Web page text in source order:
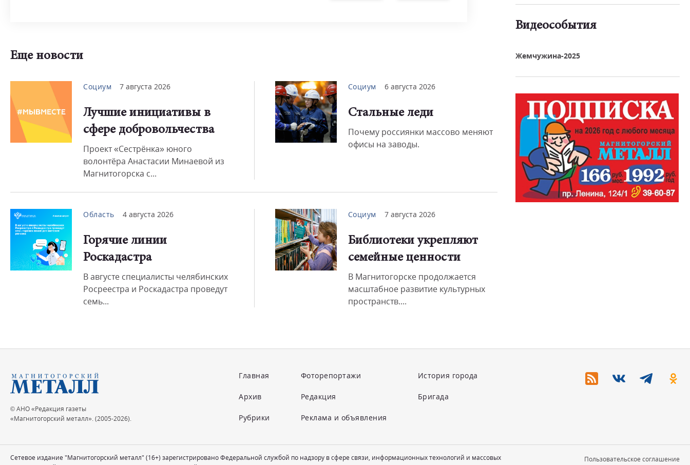
Еще новости
Социум 7 августа 2026
Лучшие инициативы в
сфере добровольчества
Проект «Сестрёнка» юного
волонтёра Анастасии Минаевой из
Магнитогорска с...
Социум 6 августа 2026
Стальные леди
Почему россиянки массово меняют
офисы на заводы.
Область 4 августа 2026
Горячие линии
Роскадастра
В августе специалисты челябинских
Росреестра и Роскадастра проведут
семь...
Социум 7 августа 2026
Библиотеки укрепляют
семейные ценности
В Магнитогорске продолжается
масштабное развитие культурных
пространств....
Видеособытия
Жемчужина-2025
© АНО «Редакция газеты
«Магнитогорский металл». (2005-2026).
Главная
Архив
Рубрики
Фоторепортажи
Редакция
Реклама и объявления
История города
Бригада
Сетевое издание "Магнитогорский металл" (16+) зарегистрировано Федеральной службой по надзору в сфере связи, информационных технологий и массовых
Пользовательское соглашение